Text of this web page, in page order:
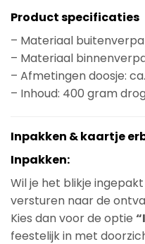
Product specificaties
– Materiaal
– Materiaal
– Afmetingen doosje:
– Inhoud: 400 gram
Inpakken & kaartje
Inpakken:
Wil je het blikje
versturen naar de
Kies dan voor de optie
feestelijk in met